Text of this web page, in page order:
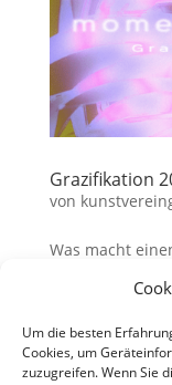
Um die besten
Cookies, um
zuzugreifen. Wenn Sie
Grazifikation
von
Was macht
Virginia Woolf
being für jene
Augenblicke, in
Klarheit